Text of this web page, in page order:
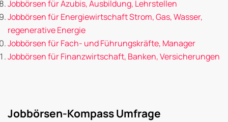
Jobbörsen für Azubis, Ausbildung, Lehrstellen
Jobbörsen für Energiewirtschaft Strom, Gas, Wasser,
regenerative Energie
Jobbörsen für Fach- und Führungskräfte, Manager
Jobbörsen für Finanzwirtschaft, Banken, Versicherungen
Jobbörsen-Kompass Umfrage